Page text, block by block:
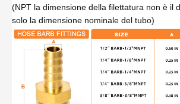
(NPT la dimensione della filettatura non è il
solo la dimensione nominale del tubo)